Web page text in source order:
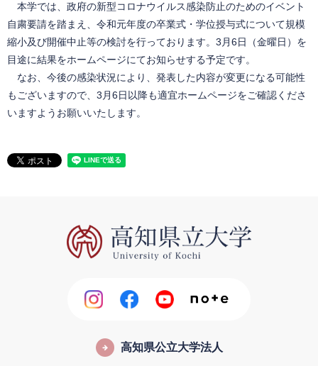
本学では、政府の新型コロナウイルス感染防止のためのイベント
自粛要請を踏まえ、令和元年度の卒業式・学位授与式について規模
縮小及び開催中止等の検討を行っております。3月6日（金曜日）を
目途に結果をホームページにてお知らせする予定です。
なお、今後の感染状況により、発表した内容が変更になる可能性
もございますので、3月6日以降も適宜ホームページをご確認くださ
いますようお願いいたします。
高知県公立大学法人